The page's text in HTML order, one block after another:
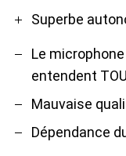
Superbe
Le
entendent
Mauvaise
Dépendance